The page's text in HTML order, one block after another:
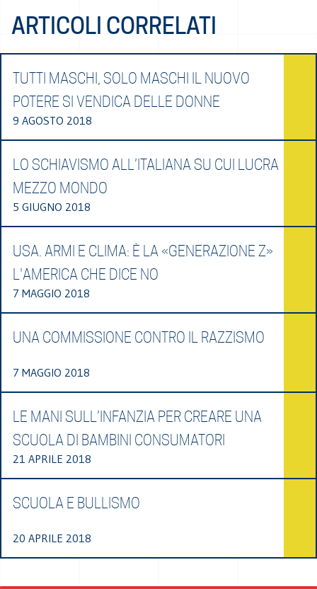
ARTICOLI CORRELATI
TUTTI MASCHI, SOLO MASCHI IL NUOVO
POTERE SI VENDICA DELLE DONNE
9 AGOSTO 2018
LO SCHIAVISMO ALL’ITALIANA SU CUI LUCRA
MEZZO MONDO
5 GIUGNO 2018
USA. ARMI E CLIMA: È LA «GENERAZIONE Z»
L'AMERICA CHE DICE NO
7 MAGGIO 2018
UNA COMMISSIONE CONTRO IL RAZZISMO
7 MAGGIO 2018
LE MANI SULL’INFANZIA PER CREARE UNA
SCUOLA DI BAMBINI CONSUMATORI
21 APRILE 2018
SCUOLA E BULLISMO
20 APRILE 2018